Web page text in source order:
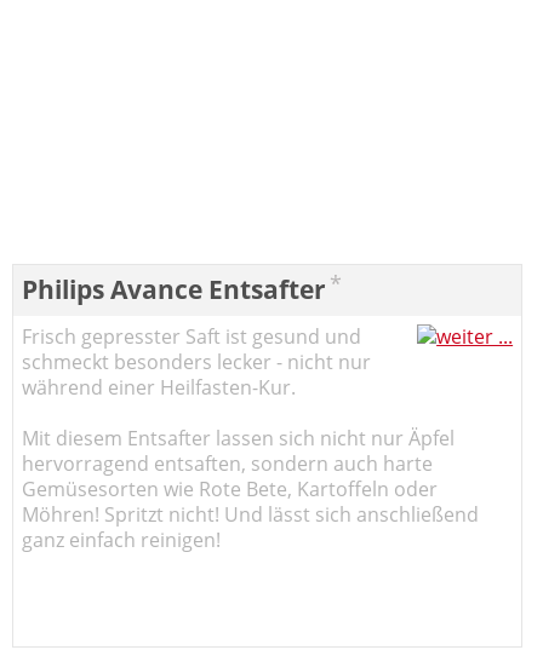
Philips Avance Entsafter *
Frisch gepresster Saft ist gesund und
schmeckt besonders lecker - nicht nur
während einer Heilfasten-Kur.
Mit diesem Entsafter lassen sich nicht nur Äpfel
hervorragend entsaften, sondern auch harte
Gemüsesorten wie Rote Bete, Kartoffeln oder
Möhren! Spritzt nicht! Und lässt sich anschließend
ganz einfach reinigen!